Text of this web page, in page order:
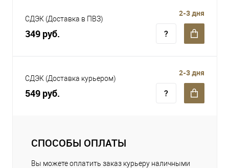
СДЭК (Доставка в ПВЗ)
349 руб.
2-3 дня
СДЭК (Доставка курьером)
549 руб.
2-3 дня
СПОСОБЫ ОПЛАТЫ
Вы можете оплатить заказ курьеру наличными